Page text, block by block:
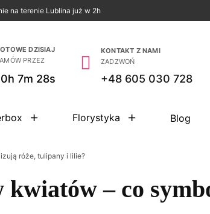
na terenie Lublina już w 2h
DZISIAJ
PRZEZ
7m 27s
KONTAKT Z NAMI
ZADZWOŃ
+48 605 030 728
Florystyka Blog
róże, tulipany i lilie?
kwiatów – co